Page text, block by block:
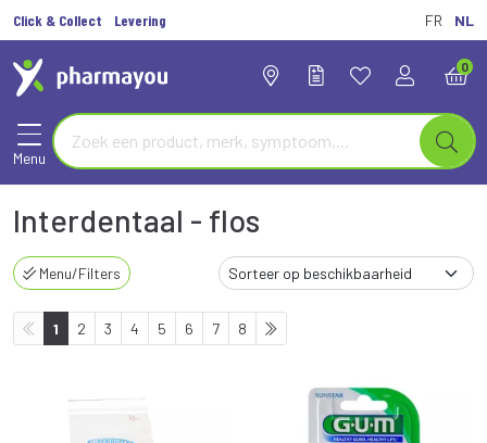
Click & Collect Levering FR NL
0
Menu
Interdentaal - flos
Menu/Filters
1 2 3 4 5 6 7 8